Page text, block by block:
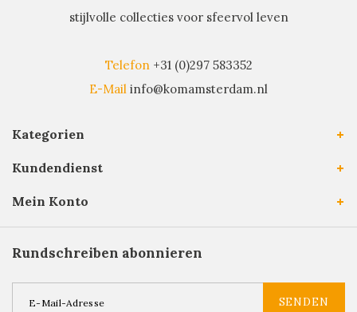
stijlvolle collecties voor sfeervol leven
Telefon +31 (0)297 583352
E-Mail info@komamsterdam.nl
Kategorien
Kundendienst
Mein Konto
Rundschreiben abonnieren
SENDEN